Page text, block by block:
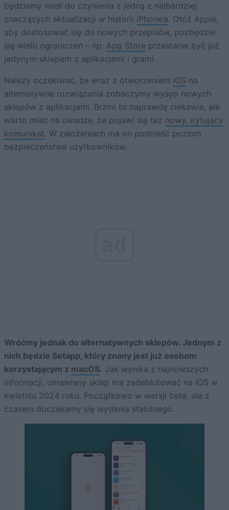
będziemy mieli do czynienia z jedną z najbardziej
znaczących aktualizacji w historii iPhone’a. Otóż Apple,
aby dostosować się do nowych przepisów, pozbędzie
się wielu ograniczeń – np. App Store przestanie być już
jedynym sklepem z aplikacjami i grami.
Należy oczekiwać, że wraz z otworzeniem iOS na
alternatywne rozwiązania zobaczymy wysyp nowych
sklepów z aplikacjami. Brzmi to naprawdę ciekawie, ale
warto mieć na uwadze, że pojawi się też nowy, irytujący
komunikat. W założeniach ma on podnieść poziom
bezpieczeństwa użytkowników.
Wróćmy jednak do alternatywnych sklepów. Jednym z
nich będzie Setapp, który znany jest już osobom
korzystającym z macOS. Jak wynika z najnowszych
informacji, omawiany sklep ma zadebiutować na iOS w
kwietniu 2024 roku. Początkowo w wersji beta, ale z
czasem doczekamy się wydania stabilnego.